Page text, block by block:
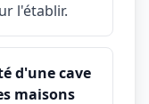
l'établir.
d'une cave
maisons